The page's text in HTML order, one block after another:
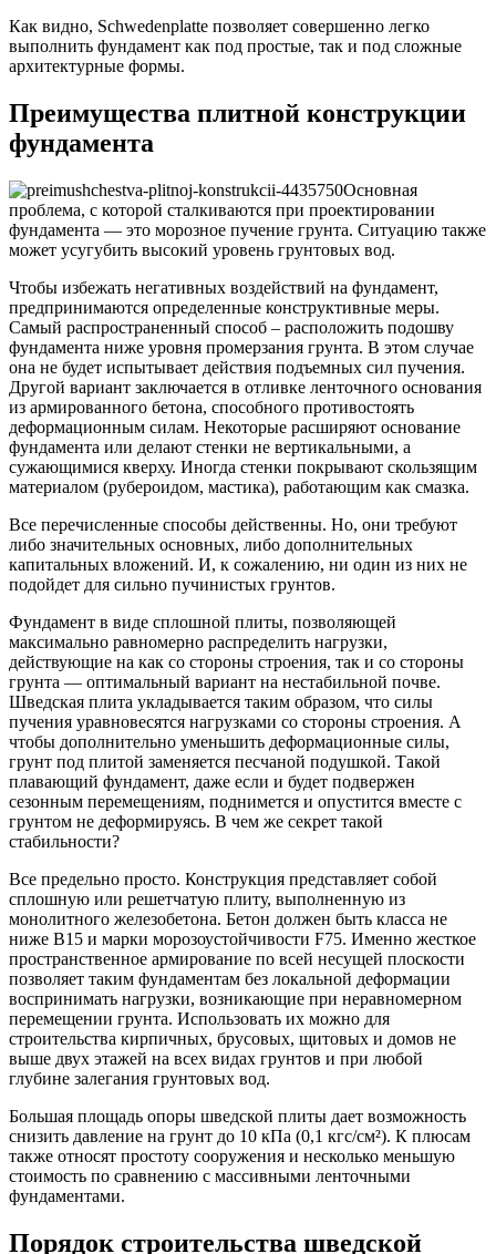
Как видно, Schwedenplatte позволяет совершенно легко
выполнить фундамент как под простые, так и под сложные
архитектурные формы.
Преимущества плитной конструкции
фундамента
Основная
проблема, с которой сталкиваются при проектировании
фундамента — это морозное пучение грунта. Ситуацию также
может усугубить высокий уровень грунтовых вод.
Чтобы избежать негативных воздействий на фундамент,
предпринимаются определенные конструктивные меры.
Самый распространенный способ – расположить подошву
фундамента ниже уровня промерзания грунта. В этом случае
она не будет испытывает действия подъемных сил пучения.
Другой вариант заключается в отливке ленточного основания
из армированного бетона, способного противостоять
деформационным силам. Некоторые расширяют основание
фундамента или делают стенки не вертикальными, а
сужающимися кверху. Иногда стенки покрывают скользящим
материалом (рубероидом, мастика), работающим как смазка.
Все перечисленные способы действенны. Но, они требуют
либо значительных основных, либо дополнительных
капитальных вложений. И, к сожалению, ни один из них не
подойдет для сильно пучинистых грунтов.
Фундамент в виде сплошной плиты, позволяющей
максимально равномерно распределить нагрузки,
действующие на как со стороны строения, так и со стороны
грунта — оптимальный вариант на нестабильной почве.
Шведская плита укладывается таким образом, что силы
пучения уравновесятся нагрузками со стороны строения. А
чтобы дополнительно уменьшить деформационные силы,
грунт под плитой заменяется песчаной подушкой. Такой
плавающий фундамент, даже если и будет подвержен
сезонным перемещениям, поднимется и опустится вместе с
грунтом не деформируясь. В чем же секрет такой
стабильности?
Все предельно просто. Конструкция представляет собой
сплошную или решетчатую плиту, выполненную из
монолитного железобетона. Бетон должен быть класса не
ниже В15 и марки морозоустойчивости F75. Именно жесткое
пространственное армирование по всей несущей плоскости
позволяет таким фундаментам без локальной деформации
воспринимать нагрузки, возникающие при неравномерном
перемещении грунта. Использовать их можно для
строительства кирпичных, брусовых, щитовых и домов не
выше двух этажей на всех видах грунтов и при любой
глубине залегания грунтовых вод.
Большая площадь опоры шведской плиты дает возможность
снизить давление на грунт до 10 кПа (0,1 кгс/см²). К плюсам
также относят простоту сооружения и несколько меньшую
стоимость по сравнению с массивными ленточными
фундаментами.
Порядок строительства шведской